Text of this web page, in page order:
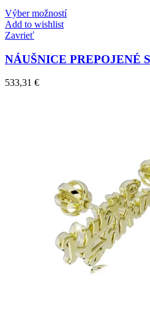
Výber možností
Add to wishlist
Zavrieť
NÁUŠNICE PREPOJENÉ
533,31 €